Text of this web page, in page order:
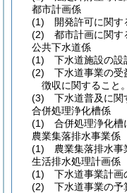
都市計画係
(1) 開発許可に関す
(2) 都市計画に関す
公共下水道係
(1) 下水道施設の設
(2) 下水道事業の受
徴収に関すること。
(3) 下水道普及に関
合併処理浄化槽係
(1) 合併処理浄化槽
農業集落排水事業係
(1) 農業集落排水事
生活排水処理計画係
(1) 下水道事業計画
(2) 下水道事業の予